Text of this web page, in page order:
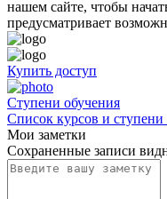
нашем сайте, чтобы
предусматривает
Купить доступ
Cтупени обучения
Список курсов и ступени
Мои заметки
Сохраненные записи